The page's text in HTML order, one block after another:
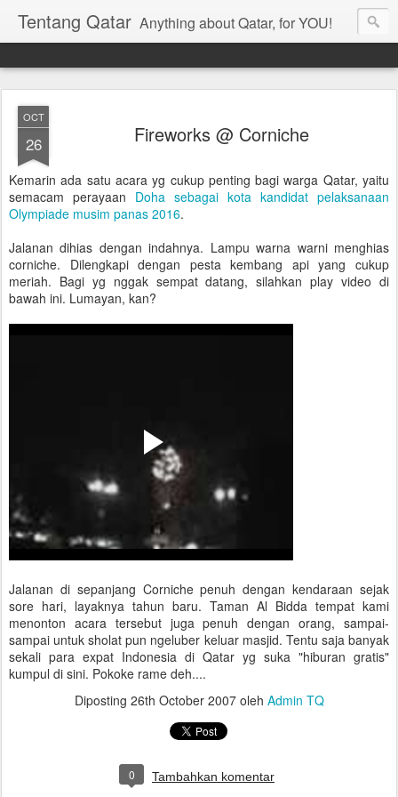
Tentang Qatar Anything about Qatar, for YOU!
OCT
26 Fireworks @ Corniche
Kemarin ada satu acara yg cukup penting bagi warga Qatar, yaitu
semacam perayaan Doha sebagai kota kandidat pelaksanaan
Olympiade musim panas 2016.
Jalanan dihias dengan indahnya. Lampu warna warni menghias
corniche. Dilengkapi dengan pesta kembang api yang cukup
meriah. Bagi yg nggak sempat datang, silahkan play video di
bawah ini. Lumayan, kan?
Jalanan di sepanjang Corniche penuh dengan kendaraan sejak
sore hari, layaknya tahun baru. Taman Al Bidda tempat kami
menonton acara tersebut juga penuh dengan orang, sampai-
sampai untuk sholat pun ngeluber keluar masjid. Tentu saja banyak
sekali para expat Indonesia di Qatar yg suka "hiburan gratis"
kumpul di sini. Pokoke rame deh....
Diposting 26th October 2007oleh Admin TQ
0 Tambahkan komentar